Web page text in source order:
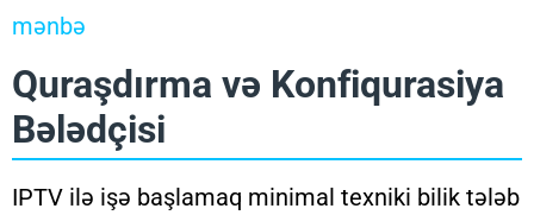
mənbə
Quraşdırma və Konfiqurasiya
Bələdçisi
IPTV ilə işə başlamaq minimal texniki bilik tələb